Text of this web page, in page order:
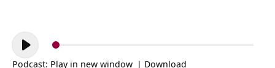
Audio-
Player
Podcast: Play in new window | Download